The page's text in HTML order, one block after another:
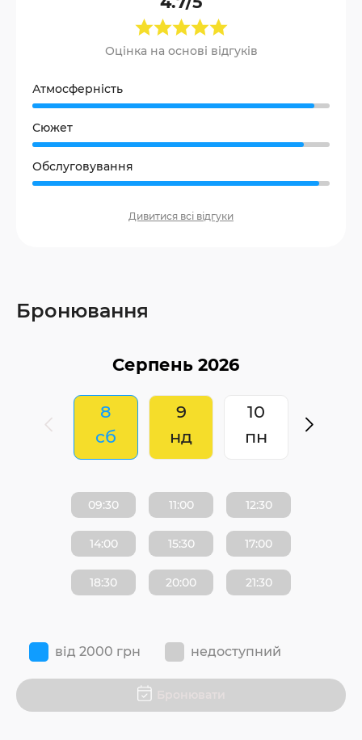
Оцінка на основі відгуків
Атмосферність
Сюжет
Обслуговування
Дивитися всі відгуки
Бронювання
8
сб
9
нд
10
пн
09:30 11:00 12:30
14:00 15:30 17:00
18:30 20:00 21:30
від 2000 грн недоступний